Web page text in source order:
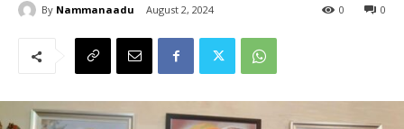
By Nammanaadu August 2, 2024 0
0